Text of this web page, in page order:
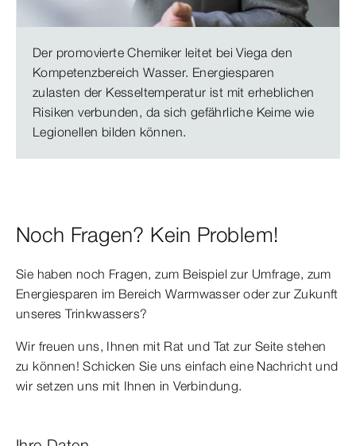
Der promovierte Chemiker leitet bei Viega den
Kompetenzbereich Wasser. Energiesparen
zulasten der Kesseltemperatur ist mit erheblichen
Risiken verbunden, da sich gefährliche Keime wie
Legionellen bilden können.
Noch Fragen? Kein Problem!
Sie haben noch Fragen, zum Beispiel zur Umfrage, zum
Energiesparen im Bereich Warmwasser oder zur Zukunft
unseres Trinkwassers?
Wir freuen uns, Ihnen mit Rat und Tat zur Seite stehen
zu können! Schicken Sie uns einfach eine Nachricht und
wir setzen uns mit Ihnen in Verbindung.